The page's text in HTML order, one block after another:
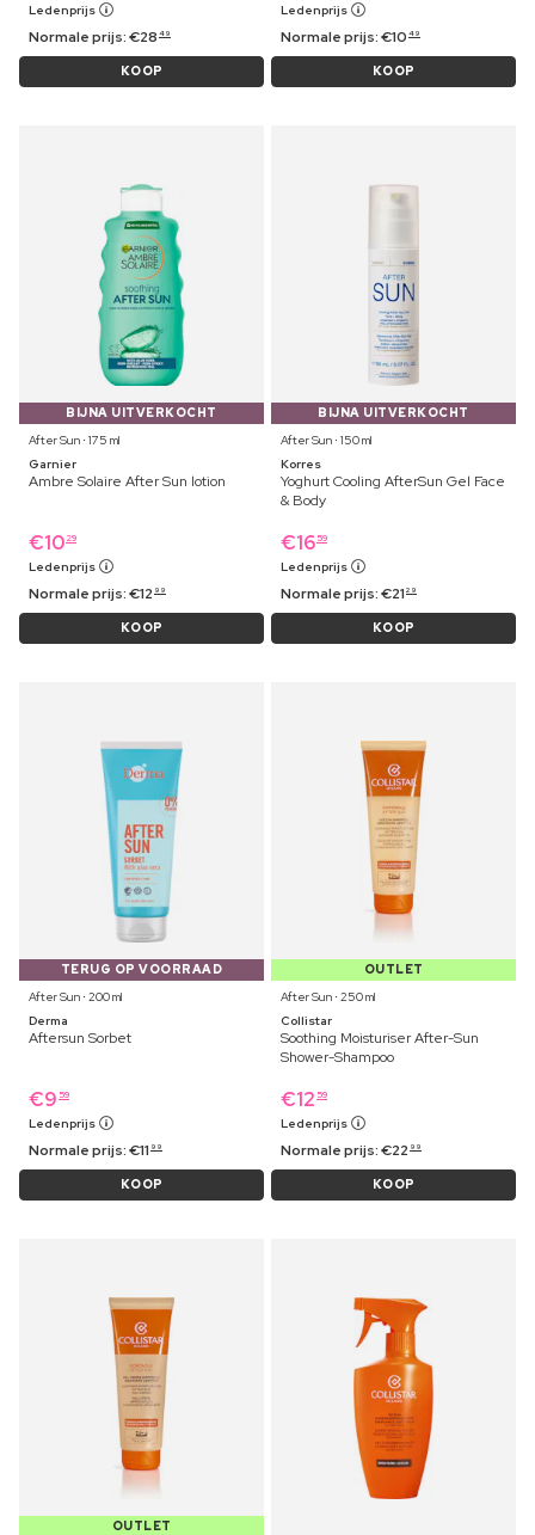
Ledenprijs
Normale prijs:€28 49
KOOP
Ledenprijs
Normale prijs:€10 49
KOOP
BIJNA UITVERKOCHT
After Sun ⋅ 175 ml
Garnier
Ambre Solaire After Sun lotion
€10 29
Ledenprijs
Normale prijs:€12 99
KOOP
BIJNA UITVERKOCHT
After Sun ⋅ 150 ml
Korres
Yoghurt Cooling AfterSun Gel Face
& Body
€16 59
Ledenprijs
Normale prijs:€21 29
KOOP
TERUG OP VOORRAAD
After Sun ⋅ 200 ml
Derma
Aftersun Sorbet
€9 59
Ledenprijs
Normale prijs:€11 99
KOOP
OUTLET
After Sun ⋅ 250 ml
Collistar
Soothing Moisturiser After-Sun
Shower-Shampoo
€12 59
Ledenprijs
Normale prijs:€22 99
KOOP
OUTLET